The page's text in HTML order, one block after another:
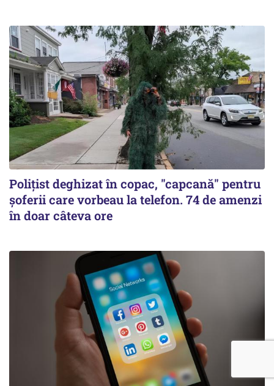
Polițist deghizat în copac, "capcană" pentru
șoferii care vorbeau la telefon. 74 de amenzi
în doar câteva ore